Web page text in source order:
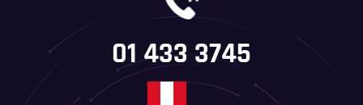
01 433 3745